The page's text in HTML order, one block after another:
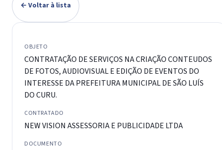
← Voltar à lista
OBJETO
CONTRATAÇÃO DE SERVIÇOS NA CRIAÇÃO CONTEUDOS
DE FOTOS, AUDIOVISUAL E EDIÇÃO DE EVENTOS DO
INTERESSE DA PREFEITURA MUNICIPAL DE SÃO LUÍS
DO CURU.
CONTRATADO
NEW VISION ASSESSORIA E PUBLICIDADE LTDA
DOCUMENTO